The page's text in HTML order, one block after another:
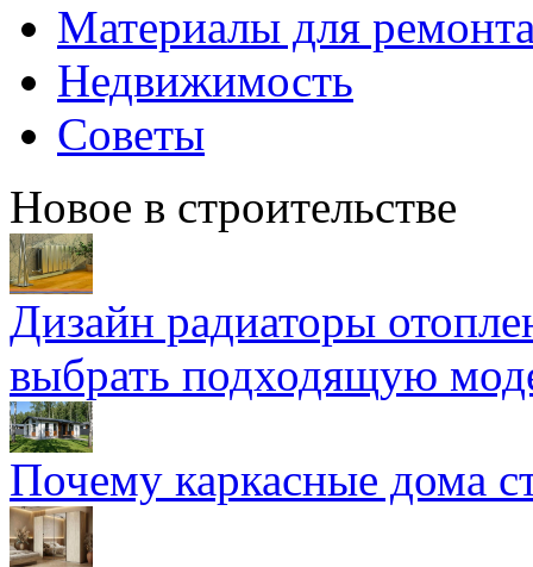
Материалы для
Недвижимость
Советы
Новое в строительстве
Дизайн радиаторы
выбрать подходящую
Почему каркасные дома